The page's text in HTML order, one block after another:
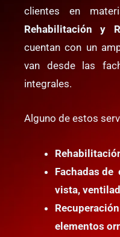
clientes en
Rehabilitación y
cuentan con un
van desde las
integrales.
Alguno de estos
Fachadas de
vista,
elementos